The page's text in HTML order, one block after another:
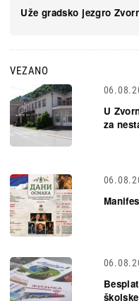
Uže gradsko jezgro
VEZANO
U
za